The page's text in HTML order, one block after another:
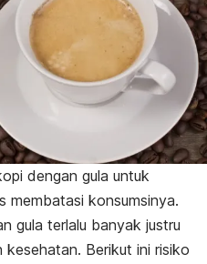
dengan gula untuk
membatasi konsumsinya.
gula terlalu banyak justru
kesehatan. Berikut ini risiko